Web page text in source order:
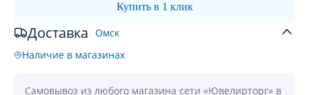
Купить в 1 клик
Доставка Омск
Наличие в магазинах
Самовывоз из любого магазина сети «Ювелирторг» в